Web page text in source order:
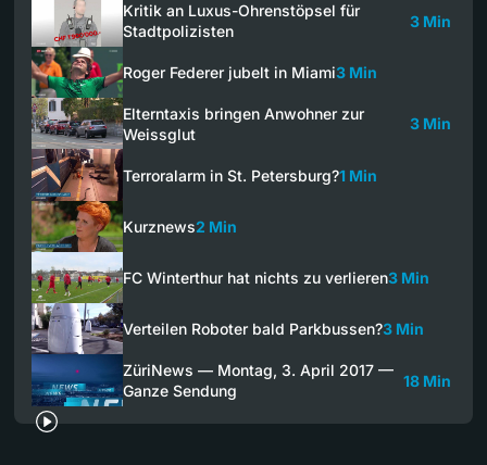
Kritik an Luxus-Ohrenstöpsel für
Stadtpolizisten
3 Min
Roger Federer jubelt in Miami3 Min
Elterntaxis bringen Anwohner zur
Weissglut
3 Min
Terroralarm in St. Petersburg?1 Min
Kurznews2 Min
FC Winterthur hat nichts zu verlieren3 Min
Verteilen Roboter bald Parkbussen?3 Min
ZüriNews — Montag, 3. April 2017 —
Ganze Sendung
18 Min